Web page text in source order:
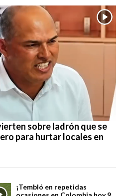
sobre ladrón que se
para hurtar locales en
¡Tembló en repetidas